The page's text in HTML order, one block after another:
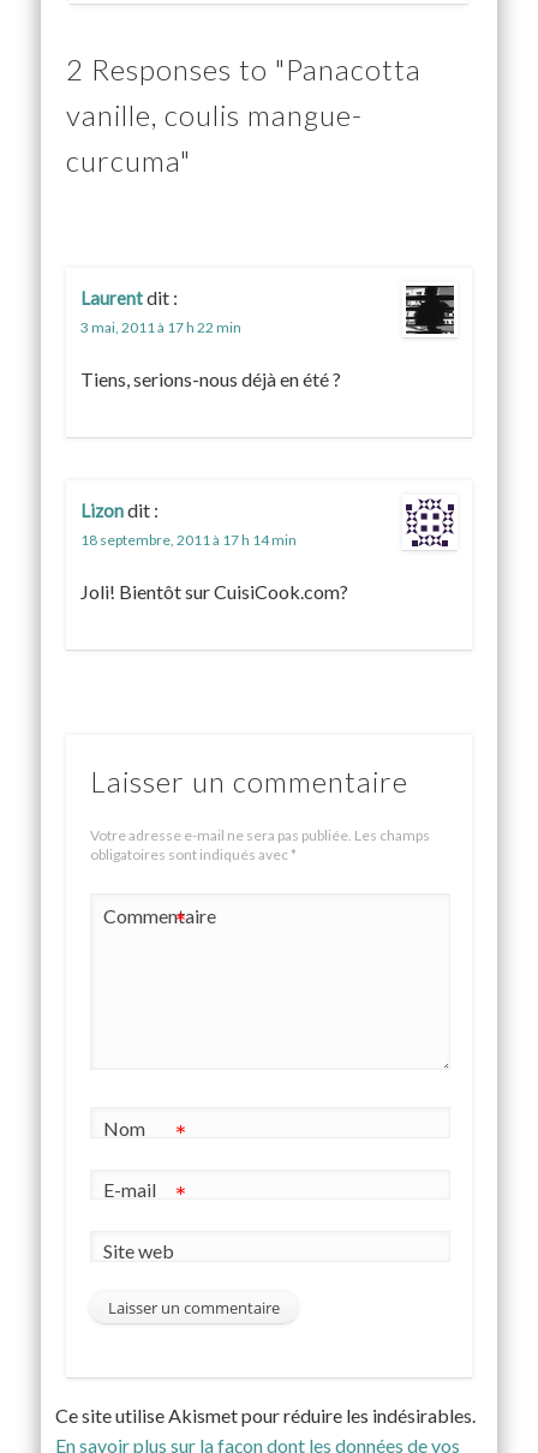
2 Responses to "Panacotta
vanille, coulis mangue-
curcuma"
Laurentdit :
3 mai, 2011 à 17 h 22 min
Tiens, serions-nous déjà en été ?
Lizondit :
18 septembre, 2011 à 17 h 14 min
Joli! Bientôt sur CuisiCook.com?
Laisser un commentaire
Votre adresse e-mail ne sera pas publiée. Les champs
obligatoires sont indiqués avec*
Commentaire
*
Nom *
E-mail *
Site web
Ce site utilise Akismet pour réduire les indésirables.
En savoir plus sur la façon dont les données de vos